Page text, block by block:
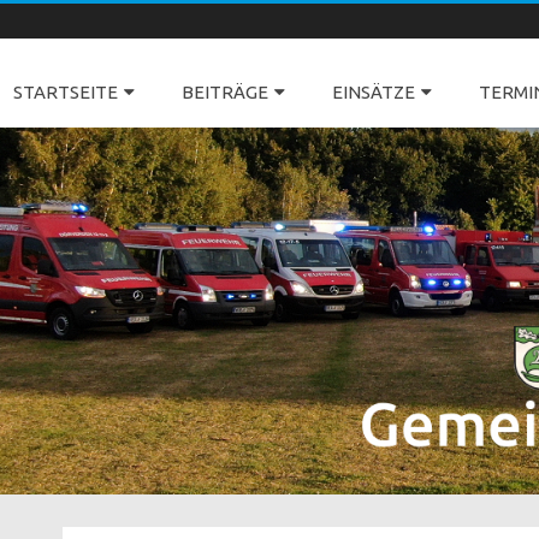
STARTSEITE BEITRÄGE EINSÄTZE